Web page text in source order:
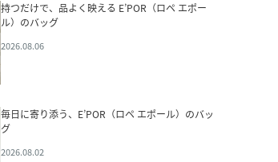
持つだけで、品よく映える E’POR（ロペ エポー
ル）のバッグ
2026.08.06
毎日に寄り添う、E’POR（ロペ エポール）のバッ
グ
2026.08.02